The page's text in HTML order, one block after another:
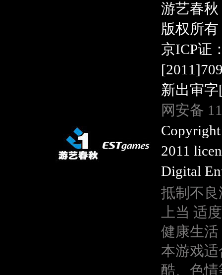
游艺春
版权所有
京ICP证
新出审
网安备
2011
Digital
抵制不
上当 适
健康生活
本游戏
酷、色